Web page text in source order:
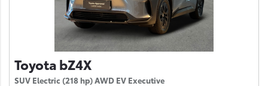
Toyota bZ4X
SUV Electric (218 hp) AWD EV Executive